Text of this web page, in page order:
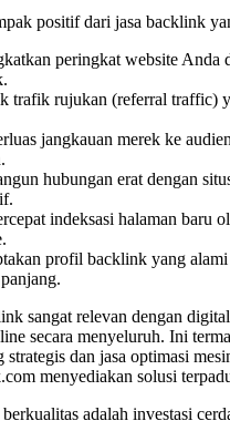
positif dari jasa backlink
peringkat website Anda
trafik rujukan (referral traffic)
jangkauan merek ke
hubungan erat dengan
indeksasi halaman baru
profil backlink yang
sangat relevan dengan
secara menyeluruh. Ini
dan jasa optimasi
menyediakan solusi
adalah investasi